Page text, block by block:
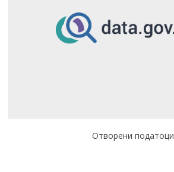
Отворени податоци